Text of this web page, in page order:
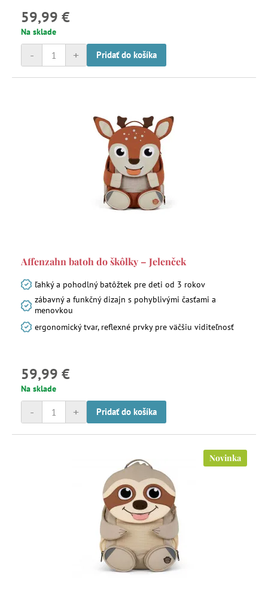
59,99 €
Na sklade
+
- Pridať do košíka
Affenzahn batoh do škôlky – Jelenček
ľahký a pohodlný batôžtek pre deti od 3 rokov
zábavný a funkčný dizajn s pohyblivými časťami a
menovkou
ergonomický tvar, reflexné prvky pre väčšiu viditeľnosť
59,99 €
Na sklade
+
- Pridať do košíka
Novinka